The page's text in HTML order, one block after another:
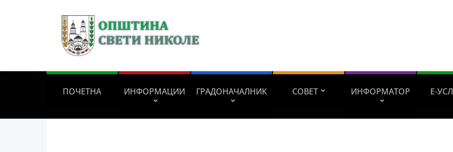
ПОЧЕТНА ИНФОРМАЦИИ ГРАДОНАЧАЛНИК СОВЕТ ИНФОРМАТОР Е-